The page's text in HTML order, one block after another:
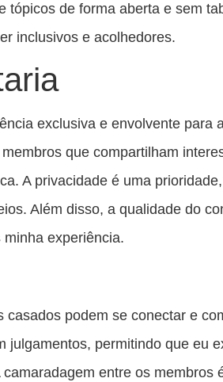
tópicos de forma aberta e sem
inclusivos e acolhedores.
exclusiva e envolvente para
que compartilham
A privacidade é uma
Além disso, a qualidade do
experiência.
podem se conectar e
julgamentos, permitindo que eu
entre os membros